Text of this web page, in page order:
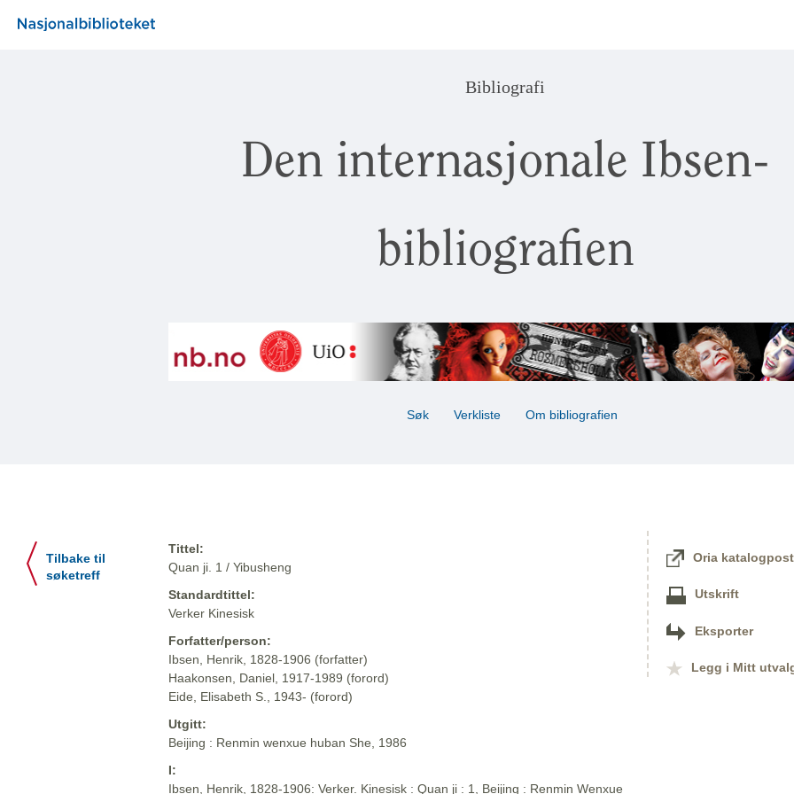
Bibliografi
Den internasjonale Ibsen-
bibliografien
Søk Verkliste Om bibliografien
Tilbake til
søketreff
Tittel:
Quan ji. 1 / Yibusheng
Standardtittel:
Verker Kinesisk
Forfatter/person:
Ibsen, Henrik, 1828-1906 (forfatter)
Haakonsen, Daniel, 1917-1989 (forord)
Eide, Elisabeth S., 1943- (forord)
Utgitt:
Beijing : Renmin wenxue huban She, 1986
I:
Ibsen, Henrik, 1828-1906: Verker. Kinesisk : Quan ji : 1, Beijing : Renmin Wenxue
Oria katalogpost
Utskrift
Eksporter
Legg i Mitt